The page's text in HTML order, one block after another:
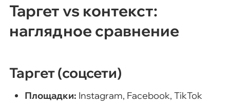
Таргет vs контекст:
наглядное сравнение
Таргет (соцсети)
Площадки: Instagram, Facebook, TikTok